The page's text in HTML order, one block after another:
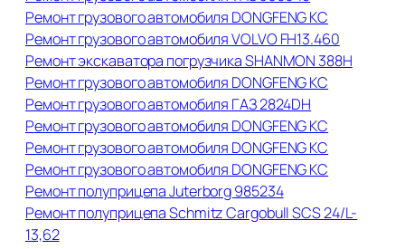
Ремонт грузового автомобиля DONGFENG KC
Ремонт грузового автомобиля VOLVO FH13.460
Ремонт экскаватора погрузчика SHANMON 388H
Ремонт грузового автомобиля DONGFENG KC
Ремонт грузового автомобиля ГАЗ 2824DH
Ремонт грузового автомобиля DONGFENG KC
Ремонт грузового автомобиля DONGFENG KC
Ремонт грузового автомобиля DONGFENG KC
Ремонт полуприцепа Juterborg 985234
Ремонт полуприцепа Schmitz Cargobull SCS 24/L-
13,62